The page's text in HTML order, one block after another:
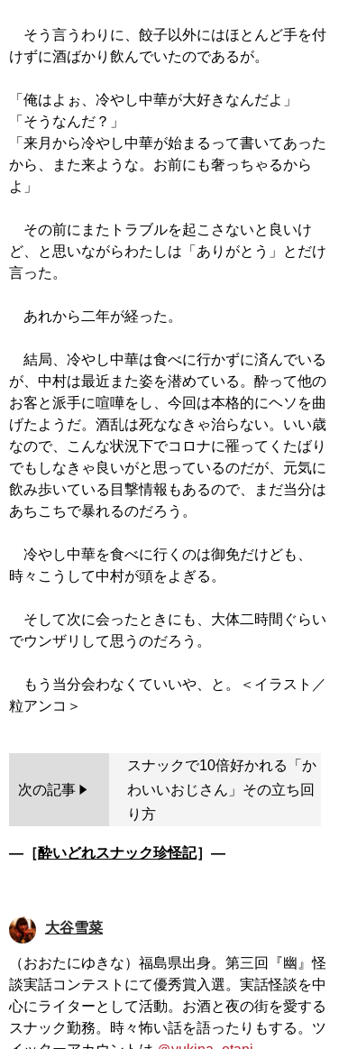
そう言うわりに、餃子以外にはほとんど手を付
けずに酒ばかり飲んでいたのであるが。
「俺はよぉ、冷やし中華が大好きなんだよ」
「そうなんだ？」
「来月から冷やし中華が始まるって書いてあった
から、また来ような。お前にも奢っちゃるから
よ」
その前にまたトラブルを起こさないと良いけ
ど、と思いながらわたしは「ありがとう」とだけ
言った。
あれから二年が経った。
結局、冷やし中華は食べに行かずに済んでいる
が、中村は最近また姿を潜めている。酔って他の
お客と派手に喧嘩をし、今回は本格的にヘソを曲
げたようだ。酒乱は死ななきゃ治らない。いい歳
なので、こんな状況下でコロナに罹ってくたばり
でもしなきゃ良いがと思っているのだが、元気に
飲み歩いている目撃情報もあるので、まだ当分は
あちこちで暴れるのだろう。
冷やし中華を食べに行くのは御免だけども、
時々こうして中村が頭をよぎる。
そして次に会ったときにも、大体二時間ぐらい
でウンザリして思うのだろう。
もう当分会わなくていいや、と。＜イラスト／
次の記事
スナックで10倍好かれる「か
わいいおじさん」その立ち回
り方
―［酔いどれスナック珍怪記］―
大谷雪菜
（おおたにゆきな）福島県出身。第三回『幽』怪
談実話コンテストにて優秀賞入選。実話怪談を中
心にライターとして活動。お酒と夜の街を愛する
スナック勤務。時々怖い話を語ったりもする。ツ